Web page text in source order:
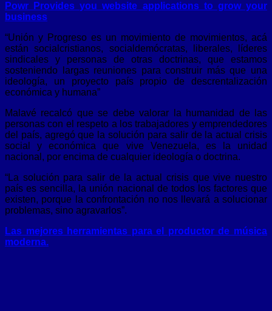
Powr Provides you website applications to grow your
business
“Unión y Progreso es un movimiento de movimientos, acá
están socialcristianos, socialdemócratas, liberales, líderes
sindicales y personas de otras doctrinas, que estamos
sosteniendo largas reuniones para construir más que una
ideología, un proyecto país propio de descrentalización
económica y humana”
Malavé recalcó que se debe valorar la humanidad de las
personas con el respeto a los trabajadores y emprendedores
del país, agregó que la solución para salir de la actual crisis
social y económica que vive Venezuela, es la unidad
nacional, por encima de cualquier ideología o doctrina.
“La solución para salir de la actual crisis que vive nuestro
país es sencilla, la unión nacional de todos los factores que
existen, porque la confrontación no nos llevará a solucionar
problemas, sino agravarlos”.
Las mejores herramientas para el productor de música
moderna.